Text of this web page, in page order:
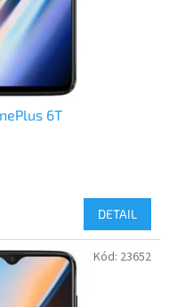
6T
DETAIL
Kód: 23652